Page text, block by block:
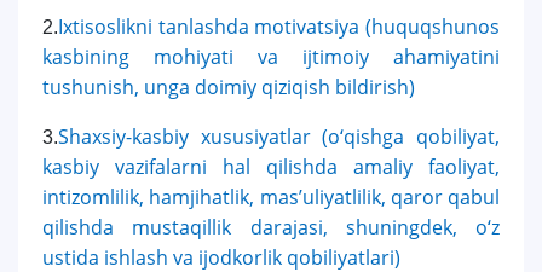
2.Ixtisoslikni tanlashda motivatsiya (huquqshunos
kasbining mohiyati va ijtimoiy ahamiyatini
tushunish, unga doimiy qiziqish bildirish)
3.Shaxsiy-kasbiy xususiyatlar (o‘qishga qobiliyat,
kasbiy vazifalarni hal qilishda amaliy faoliyat,
intizomlilik, hamjihatlik, mas’uliyatlilik, qaror qabul
qilishda mustaqillik darajasi, shuningdek, o‘z
ustida ishlash va ijodkorlik qobiliyatlari)